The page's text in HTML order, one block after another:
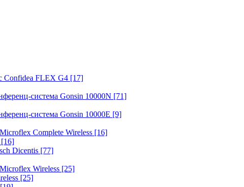
Confidea FLEX G4 [17]
система Gonsin 10000N [71]
система Gonsin 10000E [9]
Complete Wireless [16]
[16]
Dicentis [77]
Wireless [25]
[25]